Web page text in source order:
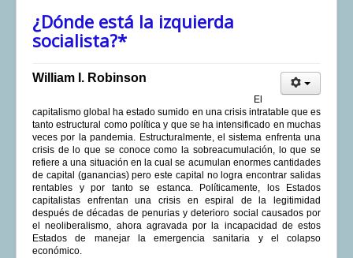
¿Dónde está la izquierda
socialista?*
William I. Robinson
El
capitalismo global ha estado sumido en una crisis intratable que es
tanto estructural como política y que se ha intensificado en muchas
veces por la pandemia. Estructuralmente, el sistema enfrenta una
crisis de lo que se conoce como la sobreacumulación, lo que se
refiere a una situación en la cual se acumulan enormes cantidades
de capital (ganancias) pero este capital no logra encontrar salidas
rentables y por tanto se estanca. Políticamente, los Estados
capitalistas enfrentan una crisis en espiral de la legitimidad
después de décadas de penurias y deterioro social causados por
el neoliberalismo, ahora agravada por la incapacidad de estos
Estados de manejar la emergencia sanitaria y el colapso
económico.